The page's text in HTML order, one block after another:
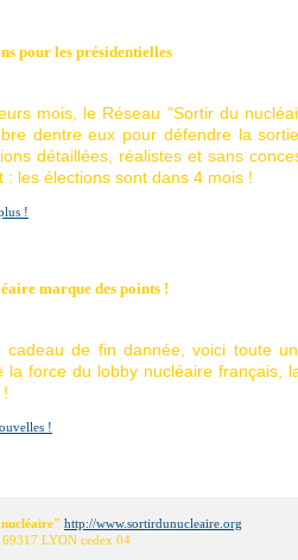
pour les présidentielles
mois, le Réseau "Sortir du
dentre eux pour défendre la
détaillées, réalistes et sans
: les élections sont dans 4 mois !
!
marque des points !
de fin dannée, voici toute
la force du lobby nucléaire français,
!
http://www.sortirdunucleaire.org
LYON cedex 04